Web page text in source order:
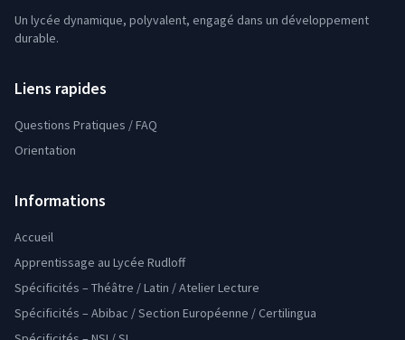
Un lycée dynamique, polyvalent, engagé dans un développement
durable.
Liens rapides
Questions Pratiques / FAQ
Orientation
Informations
Accueil
Apprentissage au Lycée Rudloff
Spécificités – Théâtre / Latin / Atelier Lecture
Spécificités – Abibac / Section Européenne / Certilingua